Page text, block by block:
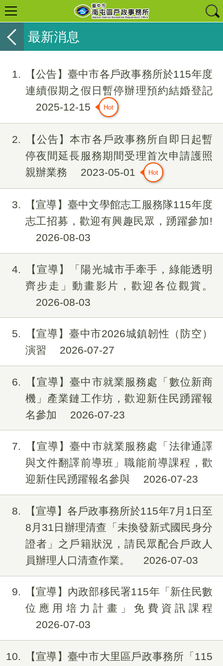
最新消息
1
【公告】臺中市各戶政事務所於115年度
連續假期之假日暫停辦理預約結婚登記
2025-12-15
2
【公告】本市各戶政事務所自即日起暫
停夜間延長服務期間受理首次申請護照
親辦業務
2023-05-01
3
【宣導】臺中文學館志工服務隊115年度
志工招募，歡迎有興趣民眾，踴躍參加!
2026-08-03
4
【宣導】「陽光城市手牽手，綠能透明
齊步走」動畫影片，歡迎各位觀賞。
2026-08-03
5
【宣導】臺中市2026城鎮韌性（防空）
演習
2026-07-27
6
【宣導】臺中市就業服務處「數位新商
機」產業鏈工作坊，歡迎新住民踴躍報
名參加
2026-07-23
7
【宣導】臺中市就業服務處「法律通譯
與文件翻譯前導班」職能前導課程，歡
迎新住民踴躍報名參與
2026-07-23
8
【宣導】各戶政事務所於115年7月1日至
8月31日辦理清查「未換發新式國民身分
證者」之戶籍狀況，請民眾配合戶政人
員辦理人口清查作業。
2026-07-03
9
【宣導】內政部移民署115年「新住民數
位應用培力計畫」免費資訊課程
2026-07-03
10
【宣導】臺中市大里區戶政事務所「115